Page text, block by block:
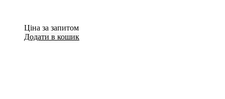
Ціна за запитом
Додати в кошик